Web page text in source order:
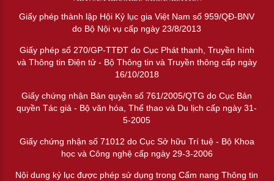
Giấy phép thành lập Hội Kỷ lục gia Việt Nam số 959/QĐ-BNV
do Bộ Nội vụ cấp ngày 23/8/2013
Giấy phép số 270/GP-TTĐT do Cục Phát thanh, Truyền hình
và Thông tin Điện tử - Bộ Thông tin và Truyền thông cấp ngày
16/10/2018
Giấy chứng nhận Bản quyền số 761/2005/QTG do Cục Bản
quyền Tác giả - Bộ văn hóa, Thể thao và Du lịch cấp ngày 31-
5-2005
Giấy chứng nhận số 71012 do Cục Sở hữu Trí tuệ - Bộ Khoa
học và Công nghệ cấp ngày 29-3-2006
Nội dung kỷ lục được phép sử dụng trong Cẩm nang Thông tin